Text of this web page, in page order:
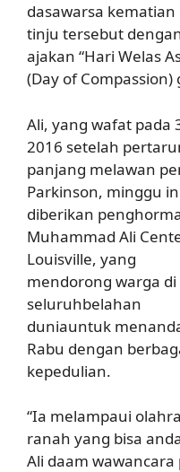
dasawarsa kematian
tinju tersebut
ajakan “Hari Welas
(Day of Compassion)
Ali, yang wafat pada
2016 setelah
panjang melawan
Parkinson, minggu
diberikan
Muhammad Ali
Louisville, yang
mendorong warga di
seluruhbelahan
duniauntuk
Rabu dengan
kepedulian.
“Ia melampaui
ranah yang bisa
Ali daam